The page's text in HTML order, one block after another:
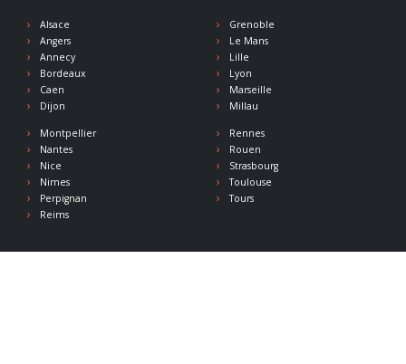
Alsace
Angers
Annecy
Bordeaux
Caen
Dijon
Grenoble
Le Mans
Lille
Lyon
Marseille
Millau
Montpellier
Nantes
Nice
Nimes
Perpignan
Reims
Rennes
Rouen
Strasbourg
Toulouse
Tours